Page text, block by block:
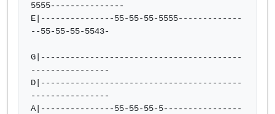
5555---------------
E|---------------55-55-55-5555-------------
--55-55-55-5543-
G|-----------------------------------------
----------------
D|-----------------------------------------
----------------
A|---------------55-55-55-5----------------